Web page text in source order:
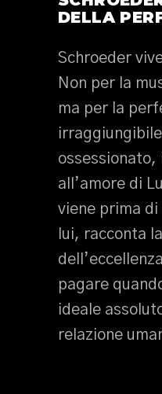
DELLA
Schroeder
Non per la
ma per la
ossessionato,
all’amore di
viene prima
lui, racconta
pagare
ideale
relazione